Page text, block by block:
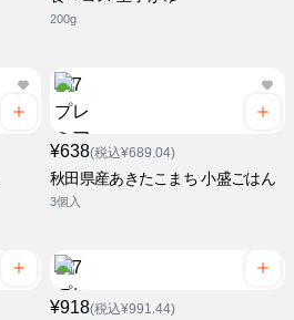
200g
¥638(税込¥689.04)
秋田県産あきたこまち 小盛ごはん
3個入
¥918(税込¥991.44)